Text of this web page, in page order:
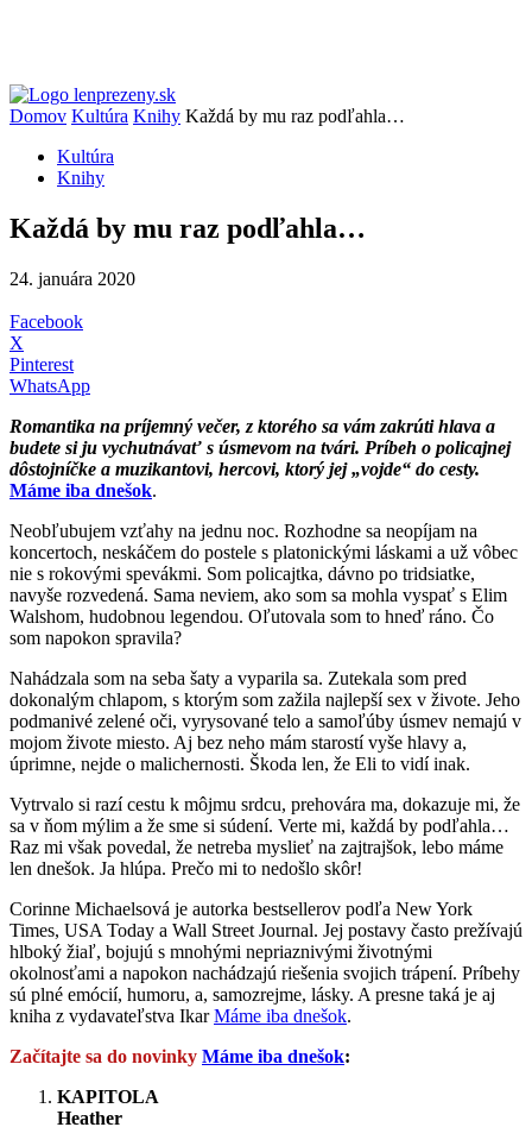
Domov Kultúra Knihy Každá by mu raz podľahla…
Kultúra
Knihy
Každá by mu raz podľahla…
24. januára 2020
Facebook
X
Pinterest
WhatsApp
Romantika na príjemný večer, z ktorého sa vám zakrúti hlava a
budete si ju vychutnávať s úsmevom na tvári. Príbeh o policajnej
dôstojníčke a muzikantovi, hercovi, ktorý jej „vojde“ do cesty.
Máme iba dnešok.
Neobľubujem vzťahy na jednu noc. Rozhodne sa neopíjam na
koncertoch, neskáčem do postele s platonickými láskami a už vôbec
nie s rokovými spevákmi. Som policajtka, dávno po tridsiatke,
navyše rozvedená. Sama neviem, ako som sa mohla vyspať s Elim
Walshom, hudobnou legendou. Oľutovala som to hneď ráno. Čo
som napokon spravila?
Nahádzala som na seba šaty a vyparila sa. Zutekala som pred
dokonalým chlapom, s ktorým som zažila najlepší sex v živote. Jeho
podmanivé zelené oči, vyrysované telo a samoľúby úsmev nemajú v
mojom živote miesto. Aj bez neho mám starostí vyše hlavy a,
úprimne, nejde o malichernosti. Škoda len, že Eli to vidí inak.
Vytrvalo si razí cestu k môjmu srdcu, prehovára ma, dokazuje mi, že
sa v ňom mýlim a že sme si súdení. Verte mi, každá by podľahla…
Raz mi však povedal, že netreba myslieť na zajtrajšok, lebo máme
len dnešok. Ja hlúpa. Prečo mi to nedošlo skôr!
Corinne Michaelsová je autorka bestsellerov podľa New York
Times, USA Today a Wall Street Journal. Jej postavy často prežívajú
hlboký žiaľ, bojujú s mnohými nepriaznivými životnými
okolnosťami a napokon nachádzajú riešenia svojich trápení. Príbehy
sú plné emócií, humoru, a, samozrejme, lásky. A presne taká je aj
kniha z vydavateľstva IkarMáme iba dnešok.
Začítajte sa do novinky Máme iba dnešok:
KAPITOLA
Heather